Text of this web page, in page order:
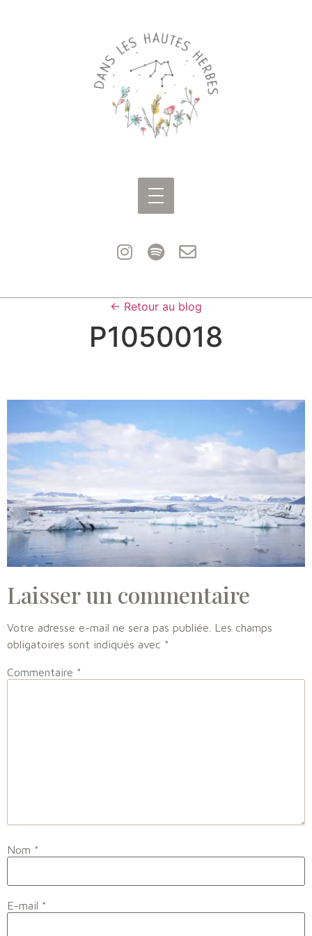
← Retour au blog
P1050018
Laisser un commentaire
Votre adresse e-mail ne sera pas publiée. Les champs
obligatoires sont indiqués avec *
Commentaire *
Nom *
E-mail *